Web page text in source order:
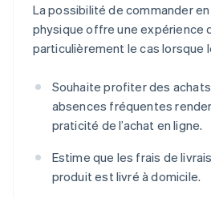
La possibilité de commander
physique offre une expérience
particulièrement le cas lorsque
Souhaite profiter des
absences fréquentes
praticité de l’achat en ligne.
Estime que les frais de
produit est livré à domicile.